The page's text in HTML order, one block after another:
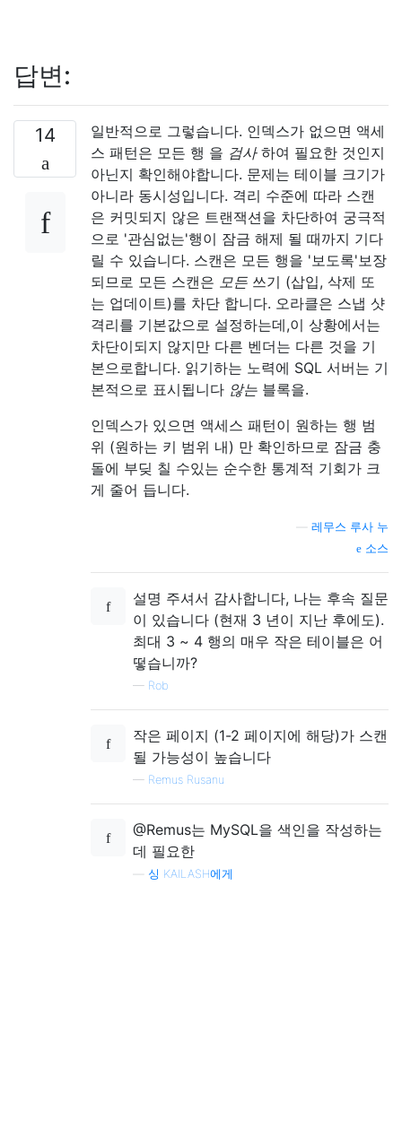
답변:
14
일반적으로 그렇습니다. 인덱스가 없으면 액세
스 패턴은 모든 행 을 검사하여 필요한 것인지
아닌지 확인해야합니다. 문제는 테이블 크기가
아니라 동시성입니다. 격리 수준에 따라 스캔
은 커밋되지 않은 트랜잭션을 차단하여 궁극적
으로 '관심없는'행이 잠금 해제 될 때까지 기다
릴 수 있습니다. 스캔은 모든 행을 '보도록'보장
되므로 모든 스캔은 모든 쓰기 (삽입, 삭제 또
는 업데이트)를 차단 합니다. 오라클은 스냅 샷
격리를 기본값으로 설정하는데,이 상황에서는
차단이되지 않지만 다른 벤더는 다른 것을 기
본으로합니다. 읽기하는 노력에 SQL 서버는 기
본적으로 표시됩니다 않는 블록을.
인덱스가 있으면 액세스 패턴이 원하는 행 범
위 (원하는 키 범위 내) 만 확인하므로 잠금 충
돌에 부딪 칠 수있는 순수한 통계적 기회가 크
게 줄어 듭니다.
레무스 루사 누
소스
설명 주셔서 감사합니다, 나는 후속 질문
이 있습니다 (현재 3 년이 지난 후에도).
최대 3 ~ 4 행의 매우 작은 테이블은 어
떻습니까?
— Rob
작은 페이지 (1-2 페이지에 해당)가 스캔
될 가능성이 높습니다
— Remus Rusanu
@Remus는 MySQL을 색인을 작성하는
데 필요한
싱 KAILASH에게